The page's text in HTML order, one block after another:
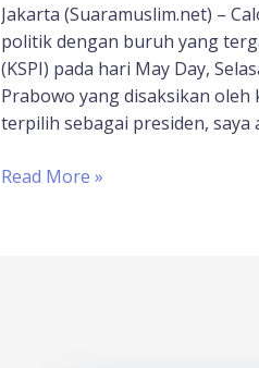
Jakarta (Suaramuslim.net) –
politik dengan buruh yang
(KSPI) pada hari May Day,
Prabowo yang disaksikan oleh
terpilih sebagai presiden, saya
Read More »